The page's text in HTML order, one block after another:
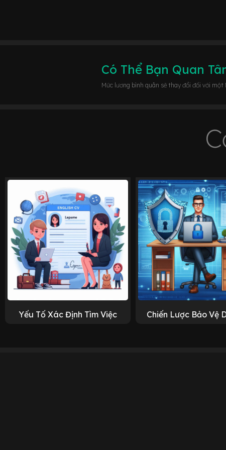
Có Thể Bạn Quan
Mức lương bình quân sẽ thay đổi đối với một
Yếu Tố Xác Định Tìm Việc Chiến Lược Bảo Vệ